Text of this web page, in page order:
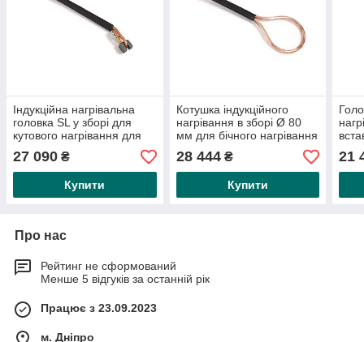
Індукційна нагрівальна
головка SL у зборі для
кутового нагрівання для
HEAT CHAMP 3.5/5kW/iT
3.5K230 KB/iT
27 090 ₴
Купити
Котушка індукційного
нагрівання в зборі Ø 80
мм для бічного нагрівання
труб або циліндрів для
HEAT CHAMP 16kW/HDi
28 444₴
Купити
21
Про нас
Рейтинг не сформований
Менше 5 відгуків за останній рік
Працює з 23.09.2023
м. Дніпро